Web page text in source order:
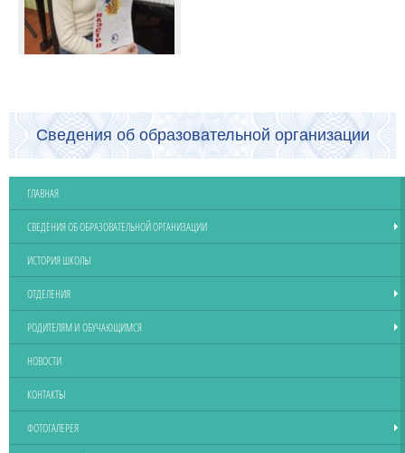
Сведения об образовательной организации
ГЛАВНАЯ
СВЕДЕНИЯ ОБ ОБРАЗОВАТЕЛЬНОЙ ОРГАНИЗАЦИИ
ИСТОРИЯ ШКОЛЫ
ОТДЕЛЕНИЯ
РОДИТЕЛЯМ И ОБУЧАЮЩИМСЯ
НОВОСТИ
КОНТАКТЫ
ФОТОГАЛЕРЕЯ